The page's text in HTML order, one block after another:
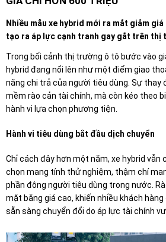
Nhiều mẫu xe hybrid mới ra mắt giảm
tạo ra áp lực cạnh tranh gay gắt trên thị
Trong bối cảnh thị trường ô tô bước vào
hybrid đang nổi lên như một điểm giao
năng chi trả của người tiêu dùng. Sự thay
mềm rào cản tài chính, mà còn kéo theo
hành vi lựa chọn phương tiện.
Hành vi tiêu dùng bắt đầu dịch chuyển
Chỉ cách đây hơn một năm, xe hybrid vẫn
chọn mang tính thử nghiệm, thậm chí
phần đông người tiêu dùng trong nước.
mặt bằng giá cao, khiến nhiều khách
sẵn sàng chuyển đổi do áp lực tài chính